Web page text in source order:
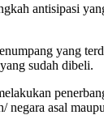
antisipasi
yang
sudah dibeli.
negara asal